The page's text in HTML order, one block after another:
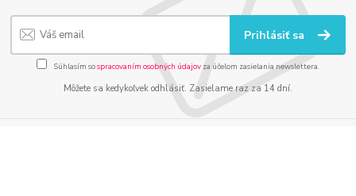
Prihlásiť sa
Súhlasím sospracovaním osobných údajov za účelom zasielania newslettera.
Môžete sa kedykoľvek odhlásiť. Zasielame raz za 14 dní.